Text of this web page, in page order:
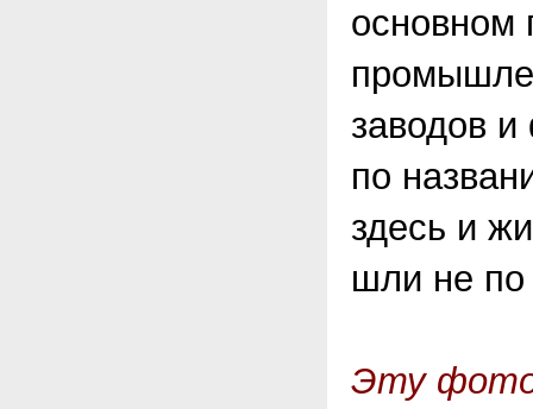
основном
заводов
по
здесь и
шли не по
Эту